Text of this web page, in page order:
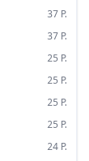
37 P.
37 P.
25 P.
25 P.
25 P.
25 P.
24 P.